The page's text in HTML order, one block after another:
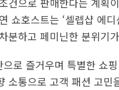
쇼호스트는 ‘셀렙샵 에
분하고 페미닌한 분위기
로 즐거우며 특별한 쇼
소통으로 고객 패션 고